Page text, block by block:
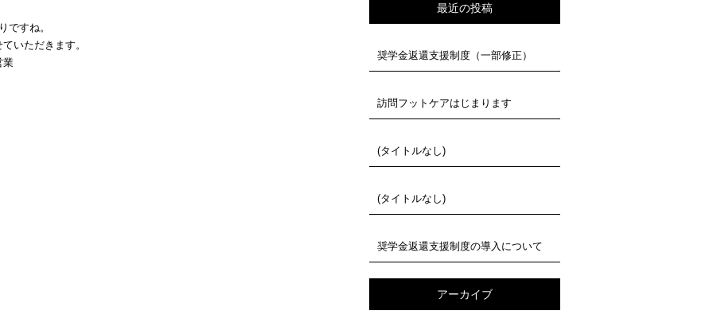
ですね。
いただきます。
業
最近の投稿
奨学金返還支援制度（一部修正）
訪問フットケアはじまります
(タイトルなし)
(タイトルなし)
奨学金返還支援制度の導入について
アーカイブ